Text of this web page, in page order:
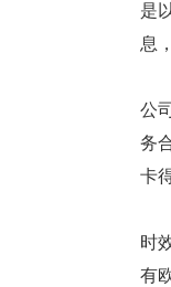
是
息
公
务
卡
时
有